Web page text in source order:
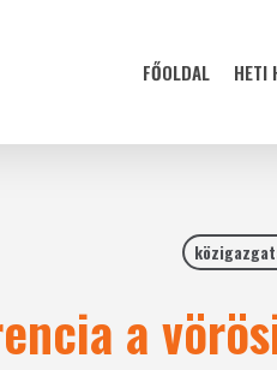
FŐOLDAL HETI
a